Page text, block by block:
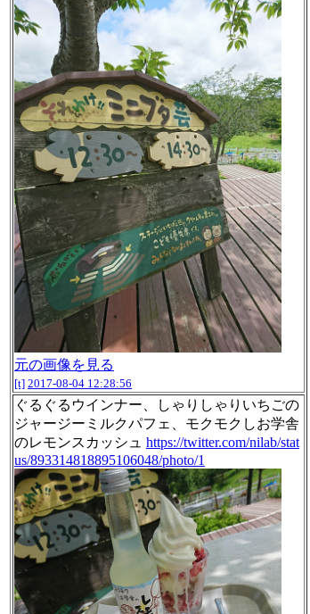
元の画像を見る
[t] 2017-08-04 12:28:56
ぐるぐるウインナー、しゃりしゃりいちごの
ジャージーミルクパフェ、モクモクしお学舎
のレモンスカッシュ https://twitter.com/nilab/stat
us/893314818895106048/photo/1